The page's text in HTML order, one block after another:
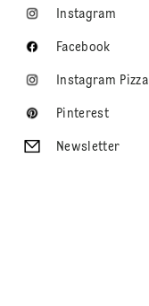
Instagram
Facebook
Instagram Pizza
Pinterest
Newsletter